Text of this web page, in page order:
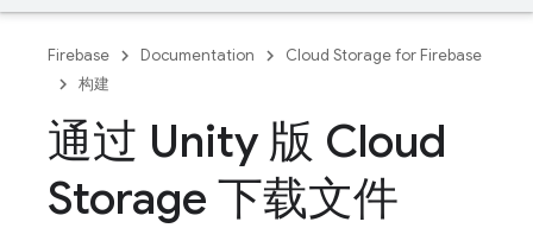
Firebase Documentation
Cloud Storage for Firebase
构建
通过 Unity 版 Cloud
Storage 下载文件